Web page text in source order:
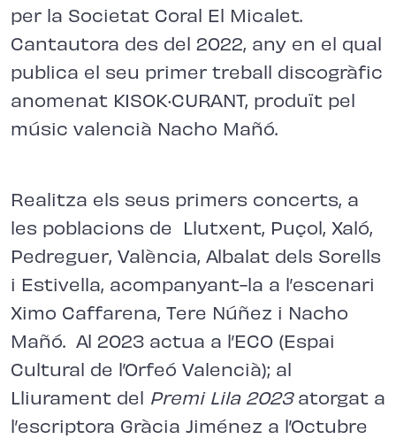
per la Societat Coral El Micalet.
Cantautora des del 2022, any en el qual
publica el seu primer treball discogràfic
anomenat KISOK·CURANT, produït pel
músic valencià Nacho Mañó.
Realitza els seus primers concerts, a
les poblacions de Llutxent, Puçol, Xaló,
Pedreguer, València, Albalat dels Sorells
i Estivella, acompanyant-la a l’escenari
Ximo Caffarena, Tere Núñez i Nacho
Mañó. Al 2023 actua a l’ECO (Espai
Cultural de l’Orfeó Valencià); al
Lliurament del Premi Lila 2023atorgat a
l’escriptora Gràcia Jiménez a l’Octubre